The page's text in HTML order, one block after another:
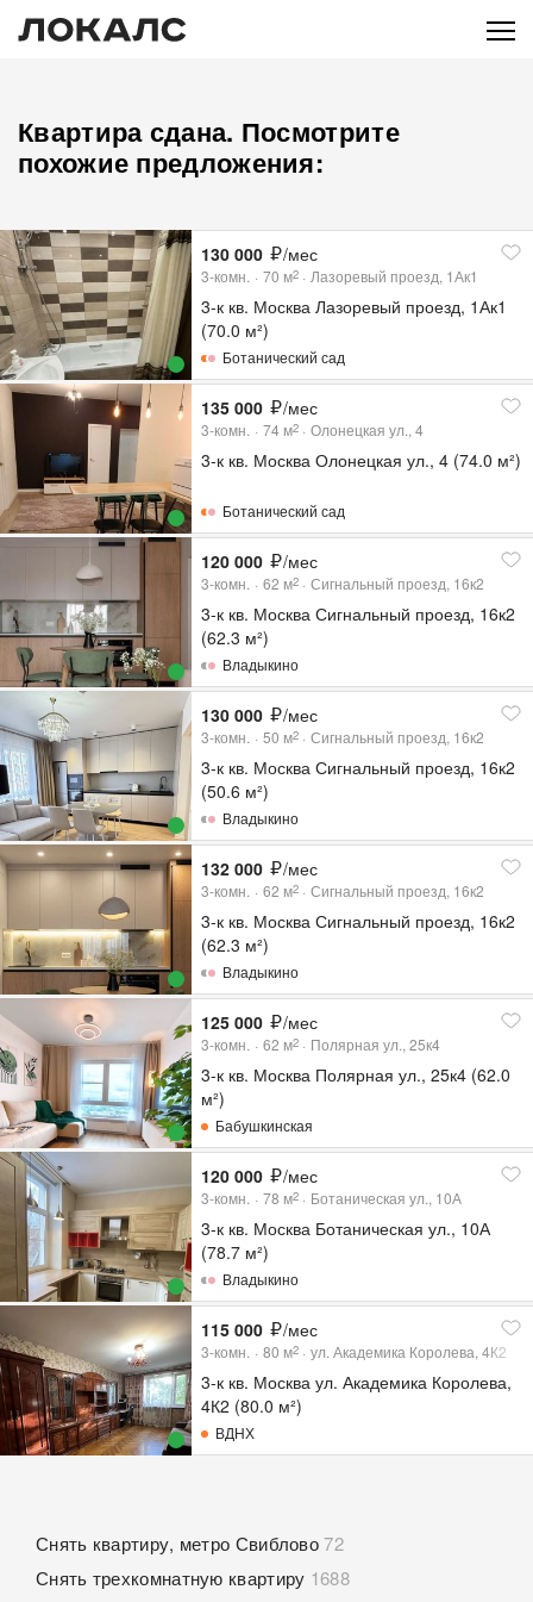
Квартира сдана. Посмотрите
похожие предложения:
130 000 /мес
3-комн. 70 м2 Лазоревый проезд, 1Ак1
3-к кв. Москва Лазоревый проезд, 1Ак1
(70.0 м²)
Ботанический сад
135 000 /мес
3-комн. 74 м2 Олонецкая ул., 4
3-к кв. Москва Олонецкая ул., 4 (74.0 м²)
Ботанический сад
120 000 /мес
3-комн. 62 м2 Сигнальный проезд, 16к2
3-к кв. Москва Сигнальный проезд, 16к2
(62.3 м²)
Владыкино
130 000 /мес
3-комн. 50 м2 Сигнальный проезд, 16к2
3-к кв. Москва Сигнальный проезд, 16к2
(50.6 м²)
Владыкино
132 000 /мес
3-комн. 62 м2 Сигнальный проезд, 16к2
3-к кв. Москва Сигнальный проезд, 16к2
(62.3 м²)
Владыкино
125 000 /мес
3-комн. 62 м2 Полярная ул., 25к4
3-к кв. Москва Полярная ул., 25к4 (62.0
м²)
Бабушкинская
120 000 /мес
3-комн. 78 м2 Ботаническая ул., 10А
3-к кв. Москва Ботаническая ул., 10А
(78.7 м²)
Владыкино
115 000 /мес
3-комн. 80 м2 ул. Академика Королева, 4К2
3-к кв. Москва ул. Академика Королева,
4К2 (80.0 м²)
ВДНХ
Снять квартиру, метро Свиблово 72
Снять трехкомнатную квартиру 1688